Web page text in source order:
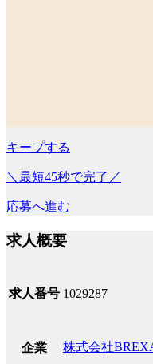
キープする
＼最短45秒で完了／
応募へ進む
求人概要
求人番号 1029287
企業 株式会社